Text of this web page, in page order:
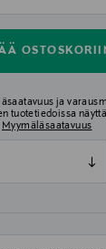
ja
tuotetiedoissa
Myymäläsaatavuus